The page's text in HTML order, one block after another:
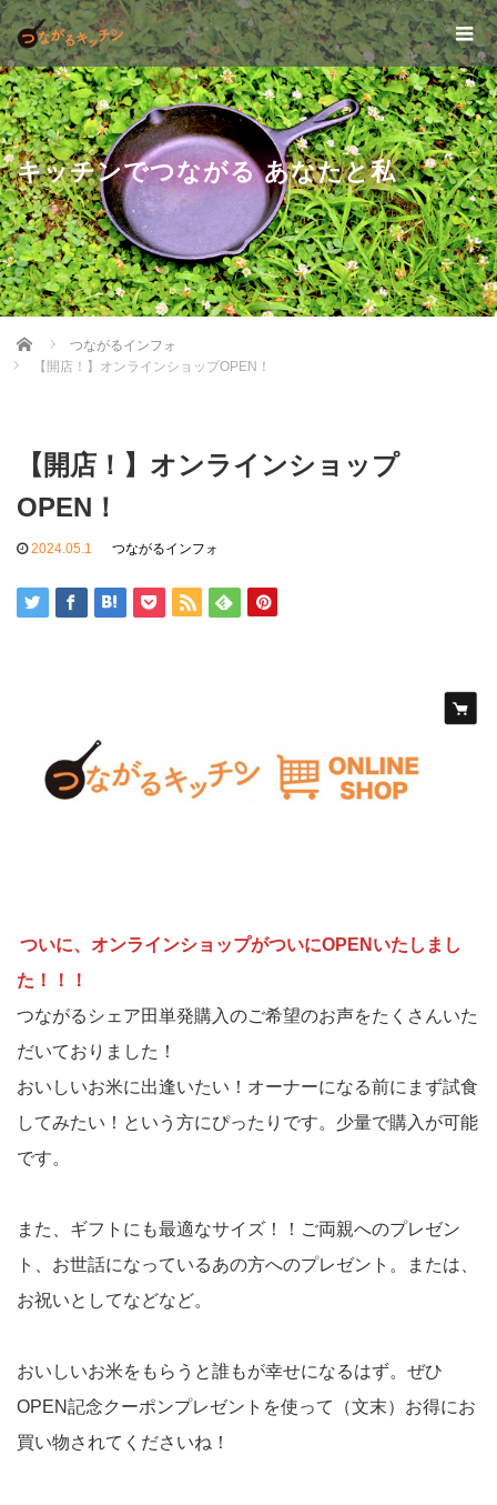
キッチンでつながる あなたと私
Home
つながるインフォ
【開店！】オンラインショップOPEN！
【開店！】オンラインショップ
OPEN！
2024.05.1 つながるインフォ
ついに、オンラインショップがついにOPENいたしまし
た！！！
つながるシェア田単発購入のご希望のお声をたくさんいた
だいておりました！
おいしいお米に出逢いたい！オーナーになる前にまず試食
してみたい！という方にぴったりです。少量で購入が可能
です。
また、ギフトにも最適なサイズ！！ご両親へのプレゼン
ト、お世話になっているあの方へのプレゼント。または、
お祝いとしてなどなど。
おいしいお米をもらうと誰もが幸せになるはず。ぜひ
OPEN記念クーポンプレゼントを使って（文末）お得にお
買い物されてくださいね！